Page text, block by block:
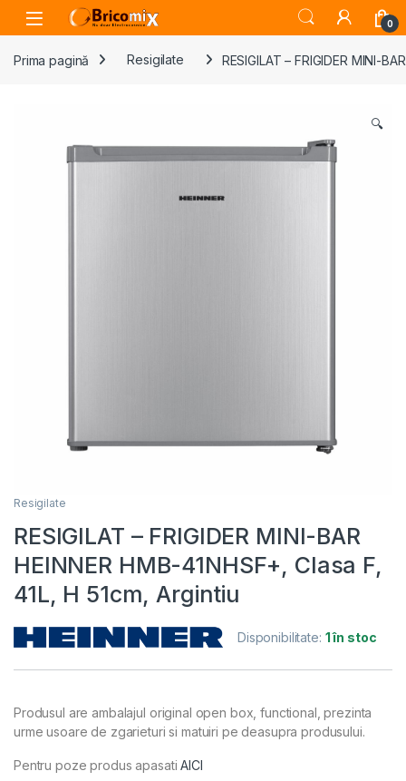
Skip to navigation
Skip to content
Open 0
Prima pagină Resigilate RESIGILAT – FRIGIDER MINI-
🔍
Resigilate
RESIGILAT – FRIGIDER MINI-BAR
HEINNER HMB-41NHSF+, Clasa F,
41L, H 51cm, Argintiu
Disponibilitate: 1 în stoc
Produsul are ambalajul original open box,functional, prezinta
urme usoare de zgarieturi si matuiri pe deasupra produsului.
Pentru poze produs apasatiAICI